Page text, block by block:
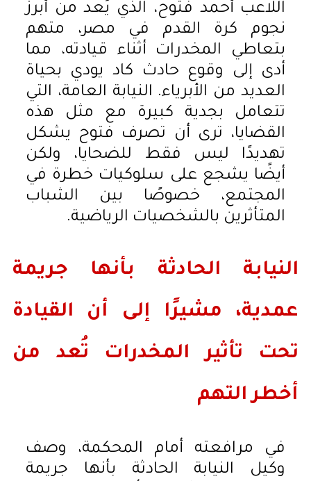
اللاعب أحمد فتوح، الذي يُعد من أبرز
نجوم كرة القدم في مصر، متهم
بتعاطي المخدرات أثناء قيادته، مما
أدى إلى وقوع حادث كاد يودي بحياة
العديد من الأبرياء. النيابة العامة، التي
تتعامل بجدية كبيرة مع مثل هذه
القضايا، ترى أن تصرف فتوح يشكل
تهديدًا ليس فقط للضحايا، ولكن
أيضًا يشجع على سلوكيات خطرة في
المجتمع، خصوصًا بين الشباب
المتأثرين بالشخصيات الرياضية.
النيابة الحادثة بأنها جريمة
عمدية، مشيرًا إلى أن القيادة
تحت تأثير المخدرات تُعد من
أخطر التهم
في مرافعته أمام المحكمة، وصف
وكيل النيابة الحادثة بأنها جريمة